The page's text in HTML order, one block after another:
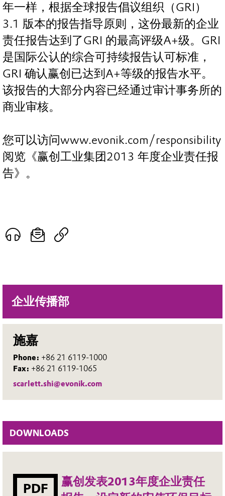
企业传播部
施嘉
Phone: +86 21 6119-1000
Fax: +86 21 6119-1065
scarlett.shi@evonik.com
DOWNLOADS
PDF
赢创发表2013年度企业责任
年一样，根据全球报告倡议组织（GRI）
3.1 版本的报告指导原则，这份最新的企业
责任报告达到了GRI 的最高评级A+级。GRI
是国际公认的综合可持续报告认可标准，
GRI 确认赢创已达到A+等级的报告水平。
该报告的大部分内容已经通过审计事务所的
商业审核。
您可以访问www.evonik.com/responsibility
阅览《赢创工业集团2013 年度企业责任报
告》。